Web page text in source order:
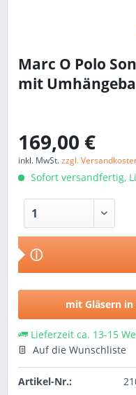
Marc O Polo
mit
169,00 €
inkl. MwSt.zzgl.
Sofort versandfertig,
ⓘ
mit Gläsern
Lieferzeit ca. 13-15
Auf die Wunschliste
Artikel-Nr.: